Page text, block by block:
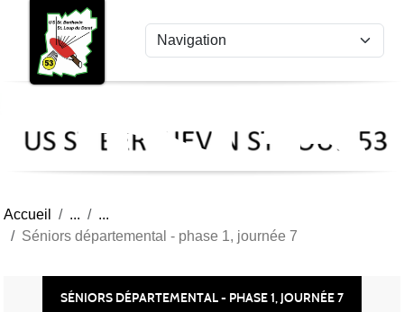
US
St
53
Accueil
Séniors départemental - phase 1, journée 7
SÉNIORS DÉPARTEMENTAL - PHASE 1, JOURNÉE 7
Panneau de gestion des cookies